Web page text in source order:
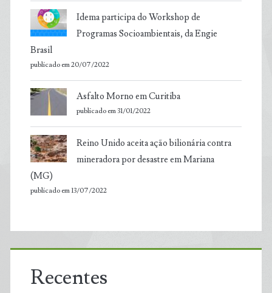
Idema participa do Workshop de
Programas Socioambientais, da Engie
Brasil
publicado em 20/07/2022
Asfalto Morno em Curitiba
publicado em 31/01/2022
Reino Unido aceita ação bilionária contra
mineradora por desastre em Mariana
(MG)
publicado em 13/07/2022
Recentes